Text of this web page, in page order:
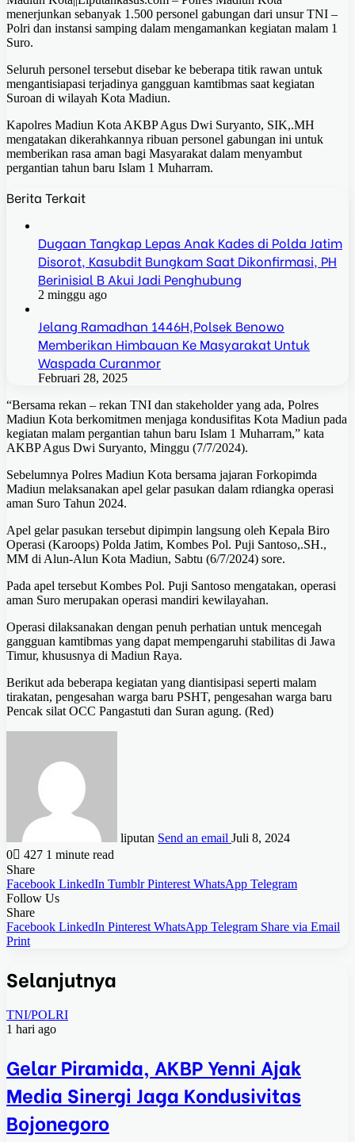
menerjunkan sebanyak 1.500 personel gabungan dari unsur TNI –
Polri dan instansi samping dalam mengamankan kegiatan malam 1
Suro.
Seluruh personel tersebut disebar ke beberapa titik rawan untuk
mengantisiapasi terjadinya gangguan kamtibmas saat kegiatan
Suroan di wilayah Kota Madiun.
Kapolres Madiun Kota AKBP Agus Dwi Suryanto, SIK,.MH
mengatakan dikerahkannya ribuan personel gabungan ini untuk
memberikan rasa aman bagi Masyarakat dalam menyambut
pergantian tahun baru Islam 1 Muharram.
Berita Terkait
Dugaan Tangkap Lepas Anak Kades di Polda Jatim
Disorot, Kasubdit Bungkam Saat Dikonfirmasi, PH
Berinisial B Akui Jadi Penghubung
2 minggu ago
Jelang Ramadhan 1446H,Polsek Benowo
Memberikan Himbauan Ke Masyarakat Untuk
Waspada Curanmor
Februari 28, 2025
“Bersama rekan – rekan TNI dan stakeholder yang ada, Polres
Madiun Kota berkomitmen menjaga kondusifitas Kota Madiun pada
kegiatan malam pergantian tahun baru Islam 1 Muharram,” kata
AKBP Agus Dwi Suryanto, Minggu (7/7/2024).
Sebelumnya Polres Madiun Kota bersama jajaran Forkopimda
Madiun melaksanakan apel gelar pasukan dalam rdiangka operasi
aman Suro Tahun 2024.
Apel gelar pasukan tersebut dipimpin langsung oleh Kepala Biro
Operasi (Karoops) Polda Jatim, Kombes Pol. Puji Santoso,.SH.,
MM di Alun-Alun Kota Madiun, Sabtu (6/7/2024) sore.
Pada apel tersebut Kombes Pol. Puji Santoso mengatakan, operasi
aman Suro merupakan operasi mandiri kewilayahan.
Operasi dilaksanakan dengan penuh perhatian untuk mencegah
gangguan kamtibmas yang dapat mempengaruhi stabilitas di Jawa
Timur, khususnya di Madiun Raya.
Berikut ada beberapa kegiatan yang diantisipasi seperti malam
tirakatan, pengesahan warga baru PSHT, pengesahan warga baru
Pencak silat OCC Pangastuti dan Suran agung. (Red)
liputan Send an email Juli 8, 2024
0
427 1 minute read
Share
Facebook LinkedIn Tumblr Pinterest WhatsApp Telegram
Follow Us
Share
Facebook LinkedIn Pinterest WhatsApp Telegram Share via Email
Print
Selanjutnya
TNI/POLRI
1 hari ago
Gelar Piramida, AKBP Yenni Ajak
Media Sinergi Jaga Kondusivitas
Bojonegoro